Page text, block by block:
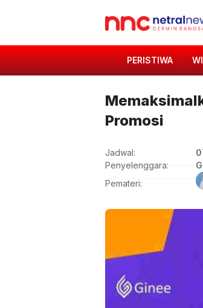
PERISTIWA
Promosi
Jadwal:
Penyelenggara:
Pemateri: